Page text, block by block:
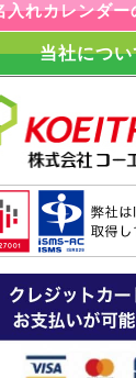
入れカレンダー
当社につい